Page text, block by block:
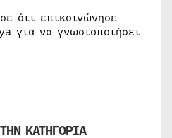
ότι επικοινώνησε
για να γνωστοποιήσει
ΚΑΤΗΓΟΡΙΑ